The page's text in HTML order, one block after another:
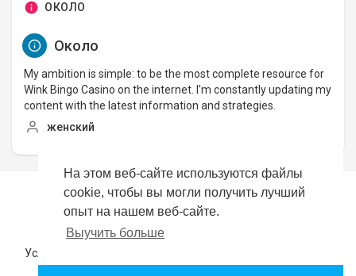
На этом веб-сайте используются файлы
cookie, чтобы вы могли получить лучший
опыт на нашем веб-сайте.
Выучить больше
ОКОЛО
Около
My ambition is simple: to be the most complete resource for
Wink Bingo Casino on the internet. I'm constantly updating my
content with the latest information and strategies.
женский
Copyright © 2026 YouTubeer. Все права защищены.
Политика возврата
Часто задаваемые вопросы
Условия эксплуатации
О нас
Свяжитесь с нами язык